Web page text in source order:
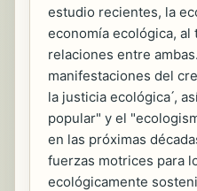
estudio recientes, la
economía ecológica, al
relaciones entre
manifestaciones del
la justicia ecológica ́,
popular" y el
en las próximas
fuerzas motrices para
ecológicamente